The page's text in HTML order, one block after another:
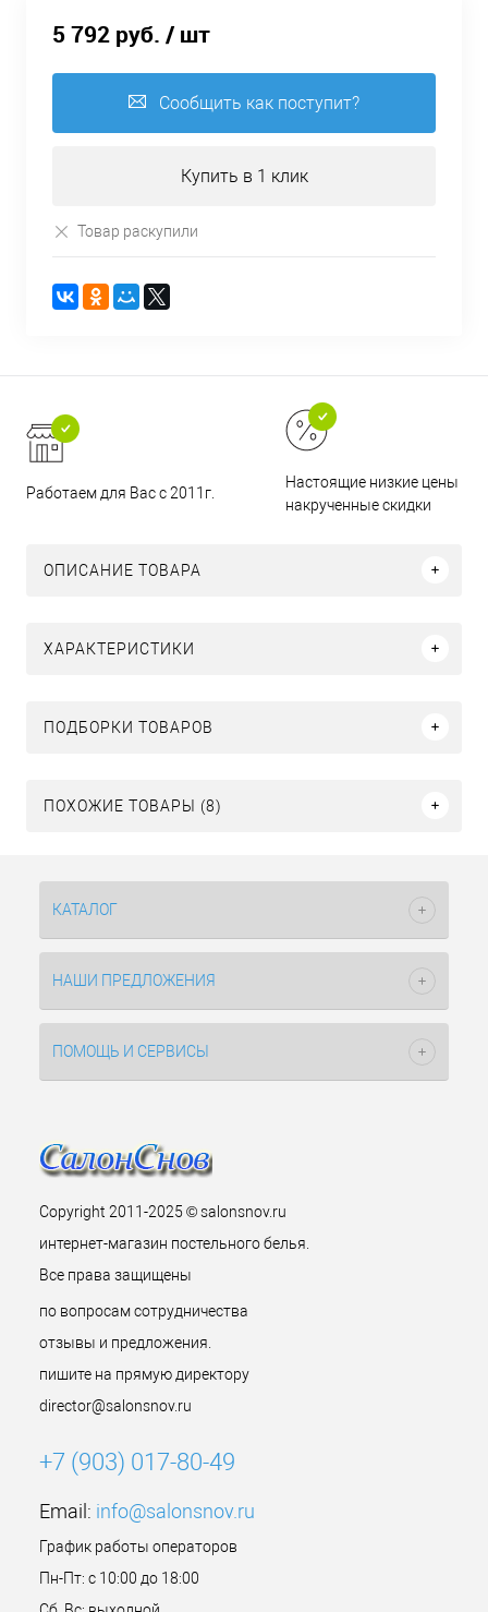
5 792 руб. / шт
Сообщить как поступит?
Купить в 1 клик
Товар раскупили
Работаем для Вас с 2011г.
Настоящие низкие цены и
накрученные скидки
ОПИСАНИЕ ТОВАРА
ХАРАКТЕРИСТИКИ
ПОДБОРКИ ТОВАРОВ
ПОХОЖИЕ ТОВАРЫ (8)
КАТАЛОГ
НАШИ ПРЕДЛОЖЕНИЯ
ПОМОЩЬ И СЕРВИСЫ
Copyright 2011-2025 © salonsnov.ru
интернет-магазин постельного белья.
Все права защищены
по вопросам сотрудничества
отзывы и предложения.
пишите на прямую директору
director@salonsnov.ru
+7 (903) 017-80-49
Email: info@salonsnov.ru
График работы операторов
Пн-Пт: с 10:00 до 18:00